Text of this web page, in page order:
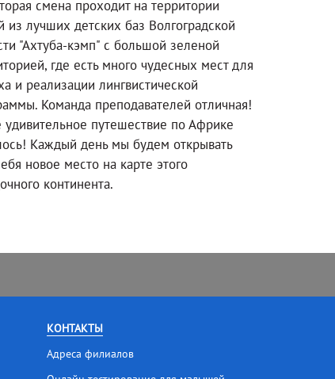
смена проходит на территории
из лучших детских баз Волгоградской
"Ахтуба-кэмп" с большой зеленой
где есть много чудесных мест для
и реализации лингвистической
Команда преподавателей отличная!
путешествие по Африке
Каждый день мы будем открывать
новое место на карте этого
континента.
КОНТАКТЫ
Адреса филиалов